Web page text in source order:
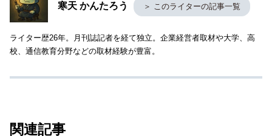
寒天 かんたろう ＞ このライターの記事一覧
ライター歴26年。月刊誌記者を経て独立。企業経営者取材や大学、高
校、通信教育分野などの取材経験が豊富。
関連記事